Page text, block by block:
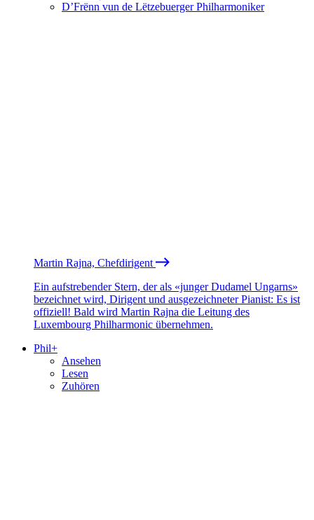
D’Frënn vun de Lëtzebuerger Philharmoniker
Martin Rajna, Chefdirigent
Ein aufstrebender Stern, der als «junger Dudamel Ungarns»
bezeichnet wird, Dirigent und ausgezeichneter Pianist: Es ist
offiziell! Bald wird Martin Rajna die Leitung des
Luxembourg Philharmonic übernehmen.
Phil+
Ansehen
Lesen
Zuhören